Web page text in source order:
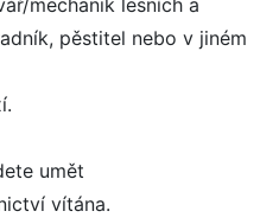
mechanik lesních a
pěstitel nebo v jiném
umět
vítána.